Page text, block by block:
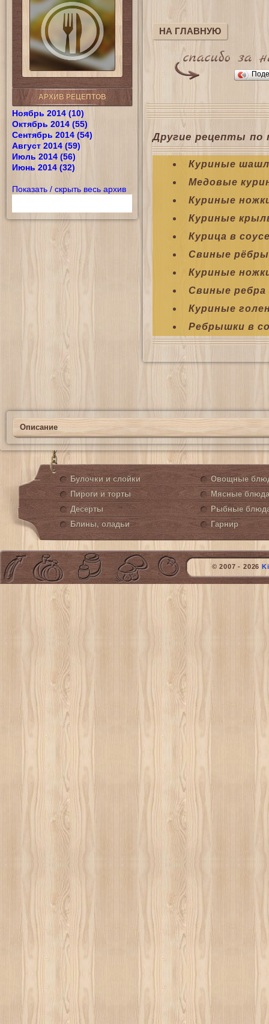
АРХИВ РЕЦЕПТОВ
Ноябрь 2014 (10)
Октябрь 2014 (55)
Сентябрь 2014 (54)
Август 2014 (59)
Июль 2014 (56)
Июнь 2014 (32)
Показать / скрыть весь архив
НА ГЛАВНУЮ
Другие рецепты по
Куриные
Медовые
Куриные
Куриные
Курица в
Свиные
Куриные
Свиные ребра
Куриные
Ребрышки в
Описание
Булочки и слойки
Пироги и торты
Десерты
Блины, оладьи
Овощные
Мясные блюда
Рыбные
Гарнир
© 2007 - 2026